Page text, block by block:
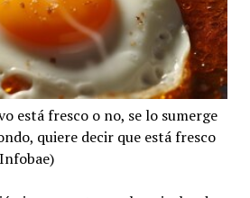
está fresco o no, se lo sumerge
quiere decir que está fresco